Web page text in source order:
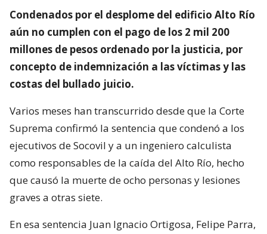
Condenados por el desplome del edificio Alto Río
aún no cumplen con el pago de los 2 mil 200
millones de pesos ordenado por la justicia, por
concepto de indemnización a las víctimas y las
costas del bullado juicio.
Varios meses han transcurrido desde que la Corte
Suprema confirmó la sentencia que condenó a los
ejecutivos de Socovil y a un ingeniero calculista
como responsables de la caída del Alto Río, hecho
que causó la muerte de ocho personas y lesiones
graves a otras siete.
En esa sentencia Juan Ignacio Ortigosa, Felipe Parra,